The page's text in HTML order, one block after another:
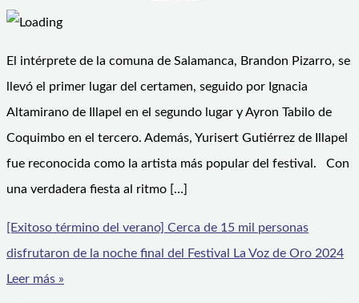
El intérprete de la comuna de Salamanca, Brandon Pizarro, se
llevó el primer lugar del certamen, seguido por Ignacia
Altamirano de Illapel en el segundo lugar y Ayron Tabilo de
Coquimbo en el tercero. Además, Yurisert Gutiérrez de Illapel
fue reconocida como la artista más popular del festival. Con
una verdadera fiesta al ritmo […]
[Exitoso término del verano] Cerca de 15 mil personas
disfrutaron de la noche final del Festival La Voz de Oro 2024
Leer más »